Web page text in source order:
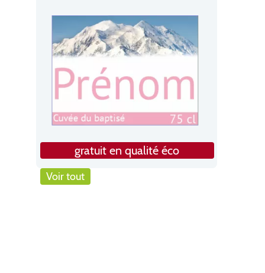
gratuit en qualité éco
Voir tout